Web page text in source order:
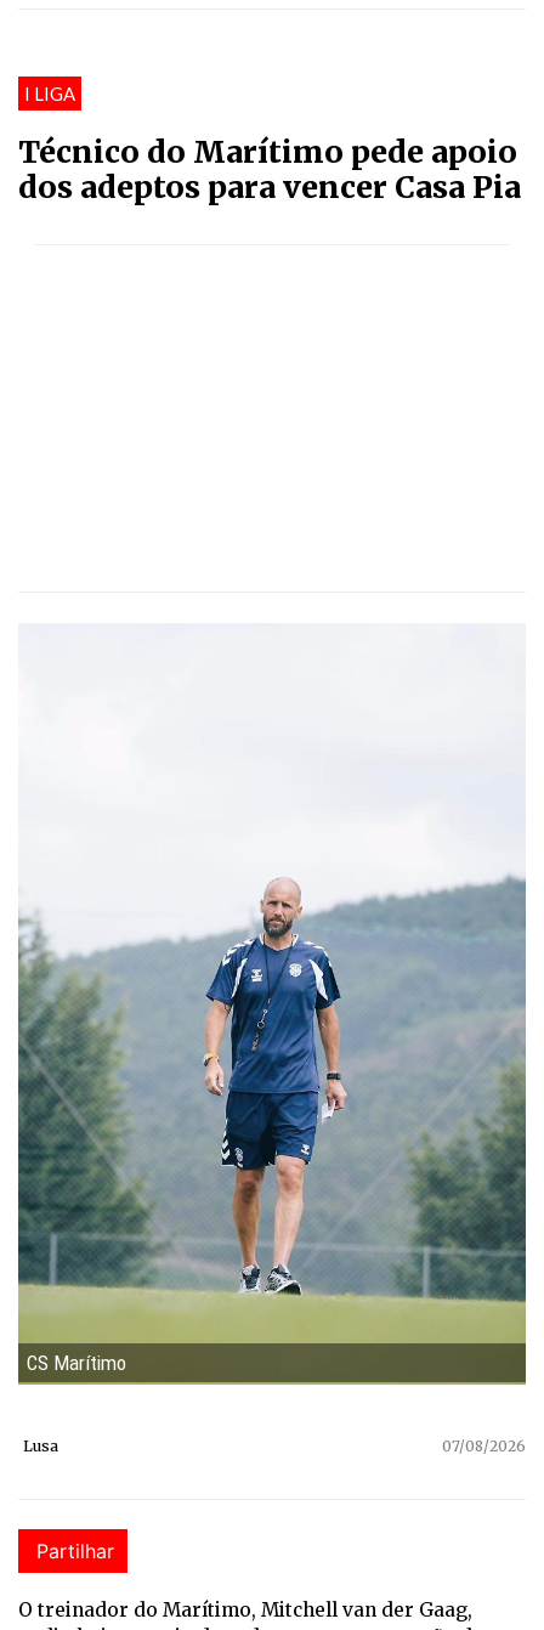
I LIGA
Técnico do Marítimo pede apoio
dos adeptos para vencer Casa Pia
CS Marítimo
Lusa 07/08/2026
Partilhar
O treinador do Marítimo, Mitchell van der Gaag,